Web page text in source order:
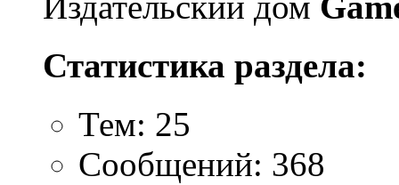
Статистика раздела:
Тем: 25
Сообщений: 368